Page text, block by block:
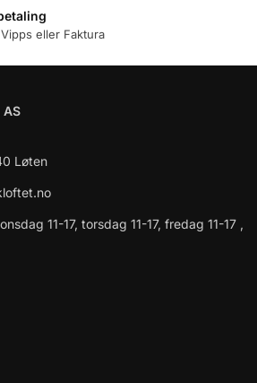
eller Faktura
Løten
11-17, torsdag 11-17, fredag 11-17 ,